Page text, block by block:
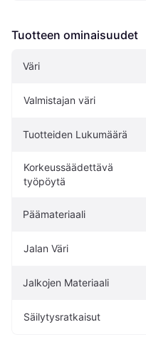
Tuotteen ominaisuudet
Väri
Valmistajan väri
Tuotteiden Lukumäärä
Korkeussäädettävä
työpöytä
Päämateriaali
Jalan Väri
Jalkojen Materiaali
Säilytysratkaisut